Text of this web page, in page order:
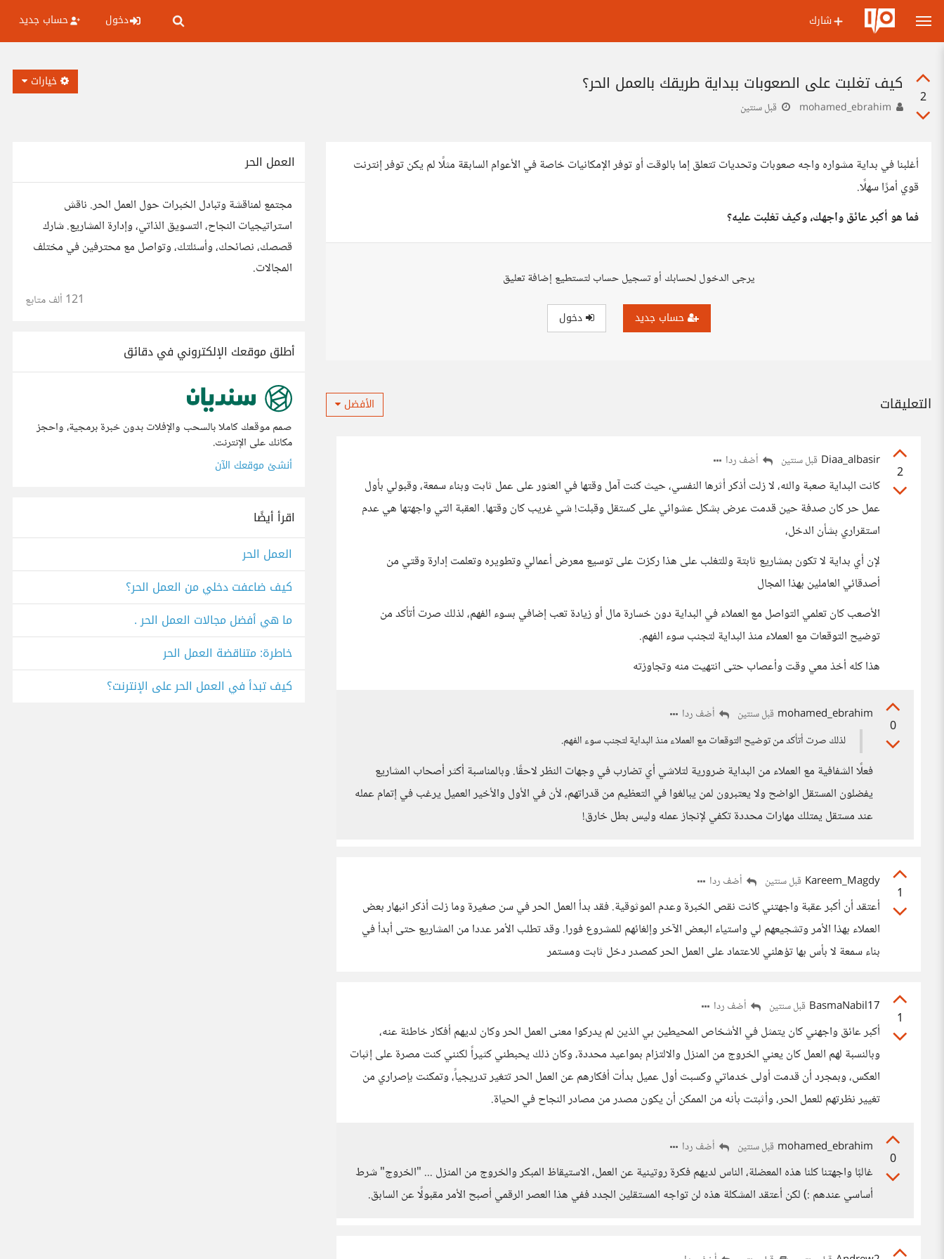
شارك دخول حساب جديد
2
كيف تغلبت على الصعوبات ببداية طريقك بالعمل الحر؟
قبل سنتين
خيارات
أغلبنا في بداية مشواره واجه صعوبات وتحديات تتعلق إما بالوقت أو توفر الإمكانيات خاصة في الأعوام السابقة مثلًا لم يكن توفر إنترنت
قوي أمرًا سهلًا.
فما هو أكبر عائق واجهك، وكيف تغلبت عليه؟
يرجى الدخول لحسابك أو تسجيل حساب لتستطيع إضافة تعليق
حساب جديد دخول
التعليقات الأفضل
2
Diaa_albasir قبل سنتين أضف ردا
كانت البداية صعبة والله، لا زلت أذكر أثرها النفسي، حيث كنت آمل وقتها في العثور على عمل ثابت وبناء سمعة، وقبولي بأول
عمل حر كان صدفة حين قدمت عرض بشكل عشوائي على كستقل وقبلت! شي غريب كان وقتها. العقبة التي واجهتها هي عدم
استقراري بشأن الدخل،
لإن أي بداية لا تكون بمشاريع ثابتة وللتغلب على هذا ركزت على توسيع معرض أعمالي وتطويره وتعلمت إدارة وقتي من
أصدقائي العاملين بهذا المجال
الأصعب كان تعلمي التواصل مع العملاء في البداية دون خسارة مال أو زيادة تعب إضافي بسوء الفهم، لذلك صرت أتأكد من
توضيح التوقعات مع العملاء منذ البداية لتجنب سوء الفهم.
هذا كله أخذ معي وقت وأعصاب حتى انتهيت منه وتجاوزته
0
mohamed_ebrahim قبل سنتين
أضف ردا
لذلك صرت أتأكد من توضيح التوقعات مع العملاء منذ البداية لتجنب سوء الفهم.
فعلًا الشفافية مع العملاء من البداية ضرورية لتلاشي أي تضارب في وجهات النظر لاحقًا. وبالمناسبة أكثر أصحاب المشاريع
يفضلون المستقل الواضح ولا يعتبرون لمن يبالغوا في التعظيم من قدراتهم، لأن في الأول والأخير العميل يرغب في إتمام عمله
عند مستقل يمتلك مهارات محددة تكفي لإنجاز عمله وليس بطل خارق!
1
Kareem_Magdy قبل سنتين أضف ردا
أعتقد أن أكبر عقبة واجهتني كانت نقص الخبرة وعدم الموثوقية. فقد بدأ العمل الحر في سن صغيرة وما زلت أذكر انبهار بعض
العملاء بهذا الأمر وتشجيعهم لي واستياء البعض الآخر وإلغائهم للمشروع فورا. وقد تطلب الأمر عددا من المشاريع حتى أبدأ في
بناء سمعة لا بأس بها تؤهلني للاعتماد على العمل الحر كمصدر دخل ثابت ومستمر
1
BasmaNabil17 قبل سنتين أضف ردا
أكبر عائق واجهني كان يتمثل في الأشخاص المحيطين بي الذين لم يدركوا معنى العمل الحر وكان لديهم أفكار خاطئة عنه،
وبالنسبة لهم العمل كان يعني الخروج من المنزل والالتزام بمواعيد محددة، وكان ذلك يحبطني كثيراً لكنني كنت مصرة على إثبات
العكس، وبمجرد أن قدمت أولى خدماتي وكسبت أول عميل بدأت أفكارهم عن العمل الحر تتغير تدريجياً، وتمكنت بإصراري من
تغيير نظرتهم للعمل الحر، وأثبتت بأنه من الممكن أن يكون مصدر من مصادر النجاح في الحياة.
0
mohamed_ebrahim قبل سنتين أضف ردا
غالبًا واجهتنا كلنا هذه المعضلة، الناس لديهم فكرة روتينية عن العمل، الاستيقاظ المبكر والخروج من المنزل ... "الخروج" شرط
أساسي عندهم :) لكن أعتقد المشكلة هذه لن تواجه المستقلين الجدد ففي هذا العصر الرقمي أصبح الأمر مقبولًا عن السابق.
العمل الحر
مجتمع لمناقشة وتبادل الخبرات حول العمل الحر. ناقش
استراتيجيات النجاح، التسويق الذاتي، وإدارة المشاريع. شارك
قصصك، نصائحك، وأسئلتك، وتواصل مع محترفين في مختلف
المجالات.
121 ألف متابع
أطلق موقعك الإلكتروني في دقائق
صمم موقعك كاملا بالسحب والإفلات بدون خبرة برمجية، واحجز
مكانك على الإنترنت.
أنشئ موقعك الآن
اقرأ أيضًا
العمل الحر
كيف ضاعفت دخلي من العمل الحر؟
ما هي أفضل مجالات العمل الحر .
خاطرة: متناقضة العمل الحر
كيف تبدأ في العمل الحر على الإنترنت؟